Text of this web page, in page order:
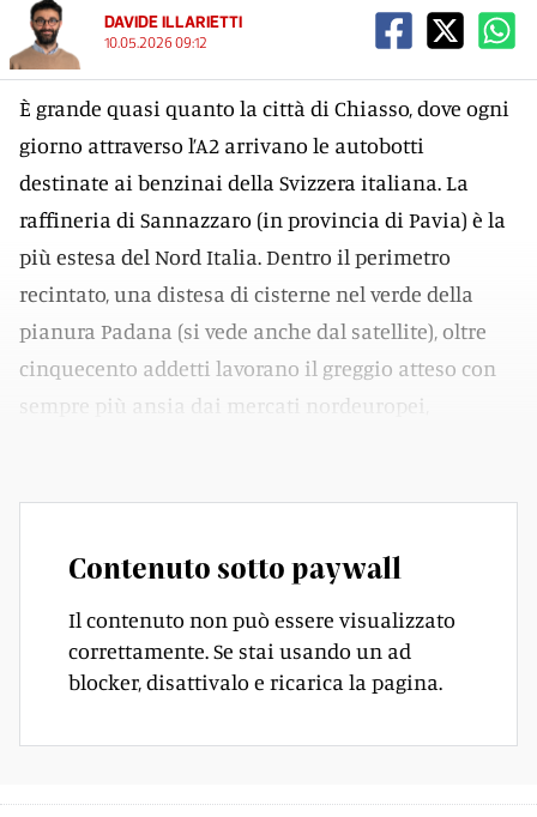
DAVIDE ILLARIETTI
10.05.2026 09:12
È grande quasi quanto la città di Chiasso, dove ogni
giorno attraverso l’A2 arrivano le autobotti
destinate ai benzinai della Svizzera italiana. La
raffineria di Sannazzaro (in provincia di Pavia) è la
più estesa del Nord Italia. Dentro il perimetro
recintato, una distesa di cisterne nel verde della
pianura Padana (si vede anche dal satellite), oltre
cinquecento addetti lavorano il greggio atteso con
sempre più ansia dai mercati nordeuropei,
Contenuto sotto paywall
Il contenuto non può essere visualizzato
correttamente. Se stai usando un ad
blocker, disattivalo e ricarica la pagina.